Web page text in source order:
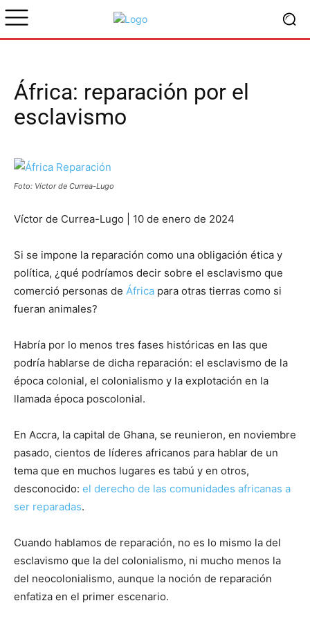
África: reparación por el
esclavismo
Foto: Víctor de Currea-Lugo
Víctor de Currea-Lugo | 10 de enero de 2024
Si se impone la reparación como una obligación ética y
política, ¿qué podríamos decir sobre el esclavismo que
comerció personas de África para otras tierras como si
fueran animales?
Habría por lo menos tres fases históricas en las que
podría hablarse de dicha reparación: el esclavismo de la
época colonial, el colonialismo y la explotación en la
llamada época poscolonial.
En Accra, la capital de Ghana, se reunieron, en noviembre
pasado, cientos de líderes africanos para hablar de un
tema que en muchos lugares es tabú y en otros,
desconocido: el derecho de las comunidades africanas a
ser reparadas.
Cuando hablamos de reparación, no es lo mismo la del
esclavismo que la del colonialismo, ni mucho menos la
del neocolonialismo, aunque la noción de reparación
enfatiza en el primer escenario.